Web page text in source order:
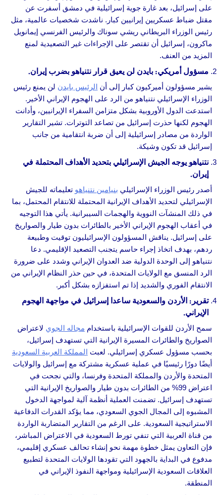
على إسرائيل، بعد غارة جوية إسرائيلية في دمشق أسفرت عن
مقتل ضباط عسكريين إيرانيين كبار. ناشدت شخصيات عالمية، مثل
رئيس الوزراء البريطاني ريشي سوناك والرئيس الفرنسي إيمانويل
ماكرون، إسرائيل أن تقتصر على الإجراءات غير التصعيدية لمنع
المزيد من العنف.
مسؤول أمريكي: بايدن لن يعيق قرار نتنياهو بضرب إيران.
يشير مسؤولون أميركيون كبار إلى أن الرئيس بايدن لن يمنع رئيس
الوزراء الإسرائيلي نتنياهو من الرد على الهجوم الإيراني الأخير.
استدعت الدول الأوروبية بشكل متزامن السفراء الإيرانيين، وأدانت
الهجوم لكنها حذرت إسرائيل من تصاعد التوترات. تشير التقارير
الواردة من مصادر إسرائيلية إلى أن ضربة انتقامية من جانب
إسرائيل قد تكون وشيكة.
نتنياهو يوجه الجيش الإسرائيلي بتحديد الأهداف المحتملة في
إيران.
أصدر رئيس الوزراء الإسرائيلي بنيامين نتنياهو تعليماته للجيش
الإسرائيلي لتحديد الأهداف الإيرانية المحتملة للانتقام المحتمل، بما
في ذلك المنشآت النووية والهجمات السيبرانية. يأتي هذا التوجيه
في أعقاب الهجوم الإيراني الأخير بالطائرات بدون طيار والصواريخ
على إسرائيل. يناقش المسؤولون الإسرائيليون توقيت وطبيعة
ردهم، بهدف اتخاذ إجراء حاسم يتجنب التصعيد الإقليمي. دعا
نتنياهو إلى الوحدة الدولية ضد العدوان الإيراني وشدد على ضرورة
الرد المنسق مع الولايات المتحدة، في حين حذر النظام الإيراني من
الانتقام الفوري والشديد إذا تم استفزازه بشكل أكبر.
تقرير: الأردن والسعودية ساعدا إسرائيل في مواجهة الهجوم
الإيراني.
سمح الأردن للقوات الإسرائيلية باستخدام مجاله الجوي لاعتراض
الصواريخ والطائرات المسيرة الإيرانية التي تستهدف إسرائيل،
بحسب مسؤول عسكري إسرائيلي. لعبت المملكة العربية السعودية
أيضًا دورًا رئيسيًا في عملية عسكرية مشتركة مع إسرائيل والولايات
المتحدة والأردن والمملكة المتحدة وفرنسا، والتي نجحت في
اعتراض 99% من الطائرات بدون طيار والصواريخ الإيرانية التي
تستهدف إسرائيل. تضمنت العملية أنظمة آلية لمواجهة الدخول
المشبوه إلى المجال الجوي السعودي، مما يؤكد القدرات الدفاعية
الاستراتيجية السعودية. على الرغم من التقارير المتضاربة الواردة
من قناة العربية التي تنفي تورط السعودية في الاعتراض المباشر،
فإن التعاون يمثل خطوة مهمة نحو إنشاء تحالف عسكري إقليمي،
مدفوع في البداية بالجهود التي تقودها الولايات المتحدة لتطبيع
العلاقات السعودية الإسرائيلية ومواجهة النفوذ الإيراني في
المنطقة.